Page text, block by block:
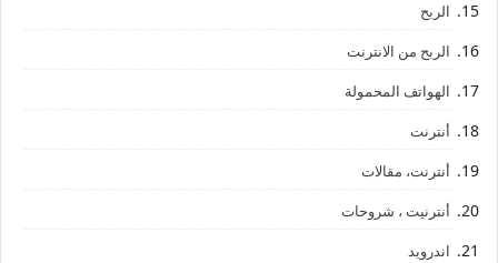
الربح
الربح من الانترنت
الهواتف المحمولة
أنترنت
أنترنت، مقالات
أنترنيت ، شروحات
اندرويد